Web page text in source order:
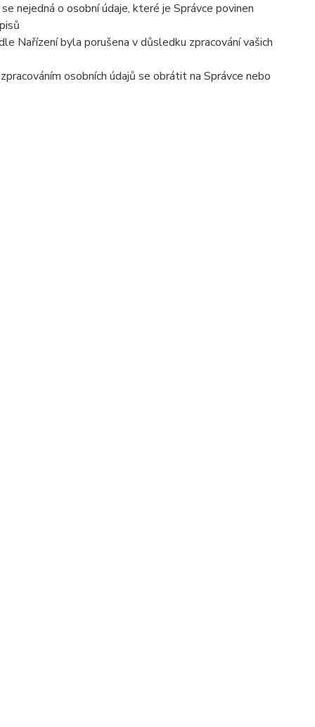
nejedná o osobní údaje, které je Správce povinen
Nařízení byla porušena v důsledku zpracování vašich
osobních údajů se obrátit na Správce nebo